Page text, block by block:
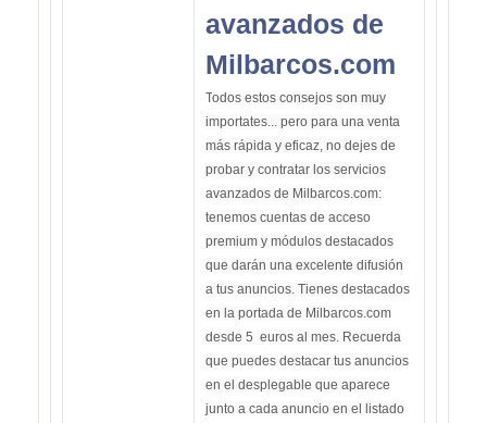
avanzados de
Milbarcos.com
Todos estos consejos son muy
importates... pero para una venta
más rápida y eficaz, no dejes de
probar y contratar los servicios
avanzados de Milbarcos.com:
tenemos cuentas de acceso
premium y módulos destacados
que darán una excelente difusión
a tus anuncios. Tienes destacados
en la portada de Milbarcos.com
desde 5 euros al mes. Recuerda
que puedes destacar tus anuncios
en el desplegable que aparece
junto a cada anuncio en el listado